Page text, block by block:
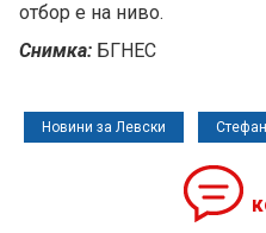
отбор е на ниво.
Снимка: БГНЕС
Новини за Левски